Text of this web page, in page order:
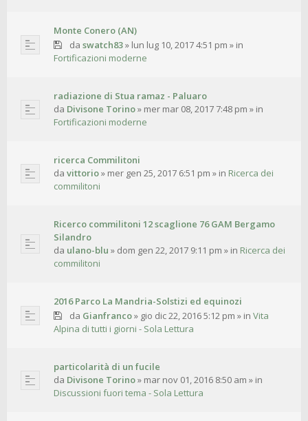
Monte Conero (AN)
da swatch83» lun lug 10, 2017 4:51 pm » in
Fortificazioni moderne
radiazione di Stua ramaz - Paluaro
da Divisone Torino» mer mar 08, 2017 7:48 pm » in
Fortificazioni moderne
ricerca Commilitoni
da vittorio» mer gen 25, 2017 6:51 pm » in Ricerca dei
commilitoni
Ricerco commilitoni 12 scaglione 76 GAM Bergamo
Silandro
da ulano-blu » dom gen 22, 2017 9:11 pm » in Ricerca dei
commilitoni
2016 Parco La Mandria-Solstizi ed equinozi
da Gianfranco» gio dic 22, 2016 5:12 pm » in Vita
Alpina di tutti i giorni - Sola Lettura
particolarità di un fucile
da Divisone Torino» mar nov 01, 2016 8:50 am » in
Discussioni fuori tema - Sola Lettura